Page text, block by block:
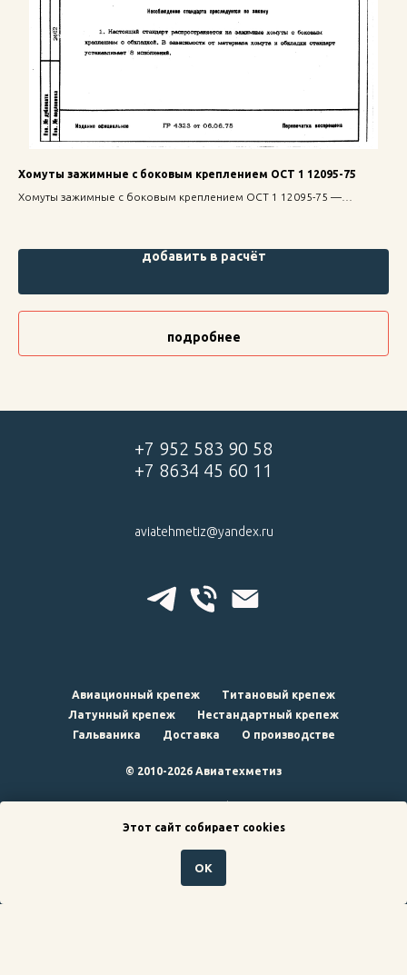
Хомуты зажимные с боковым креплением ОСТ 1 12095-75
Хомуты зажимные с боковым креплением ОСТ 1 12095-75 —
добавить в расчёт
подробнее
+7 952 583 90 58
+7 8634 45 60 11
aviatehmetiz@yandex.ru
Авиационный крепеж
Титановый крепеж
Латунный крепеж
Нестандартный крепеж
Гальваника
Доставка О производстве
© 2010-2026 Авиатехметиз
наверх
Этот сайт собирает cookies
ОК